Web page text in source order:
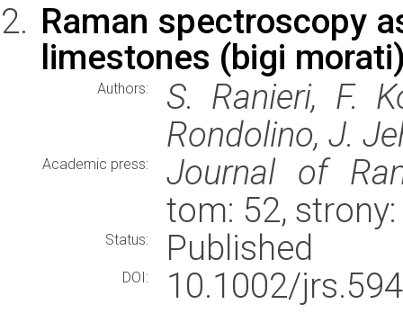
Raman spectroscopy
limestones (bigi
Authors:
S. Ranieri, F.
Rondolino, J.
Academic press:
Journal of
tom: 52,
Status: Published
DOI:
10.1002/